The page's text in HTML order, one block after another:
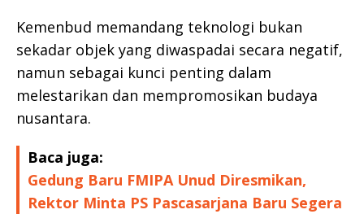
Kemenbud memandang teknologi bukan
sekadar objek yang diwaspadai secara negatif,
namun sebagai kunci penting dalam
melestarikan dan mempromosikan budaya
nusantara.
Baca juga:
Gedung Baru FMIPA Unud Diresmikan,
Rektor Minta PS Pascasarjana Baru Segera